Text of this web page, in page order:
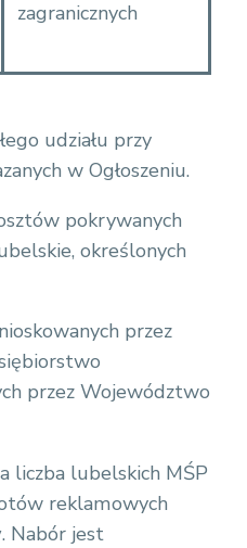
zagranicznych
udziału przy
w Ogłoszeniu.
pokrywanych
określonych
przez
przez Województwo
liczba lubelskich MŚP
reklamowych
. Nabór jest